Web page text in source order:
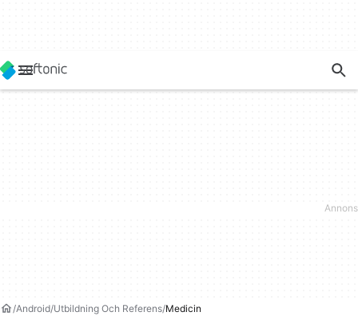
Android Utbildning Och Referens Medicin